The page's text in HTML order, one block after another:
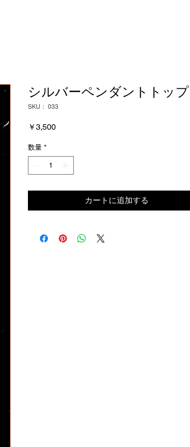
シルバーペンダントトップ
SKU： 033
￥3,500価
数量 *
カートに追加する